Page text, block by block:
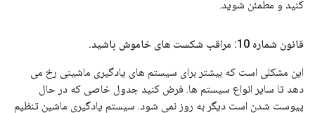
کنید و مطمئن شوید.
قانون شماره 10: مراقب شکست های خاموش باشید .
این مشکلی است که بیشتر برای سیستم های یادگیری ماشینی رخ می
دهد تا سایر انواع سیستم ها. فرض کنید جدول خاصی که در حال
پیوست شدن است دیگر به روز نمی شود. سیستم یادگیری ماشین تنظیم